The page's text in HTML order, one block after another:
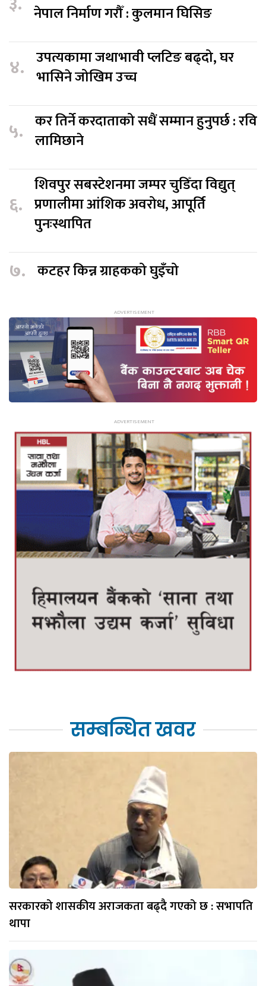
नेपाल निर्माण गरौँ : कुलमान घिसिङ
४. उपत्यकामा जथाभावी प्लटिङ बढ्दो, घर
भासिने जोखिम उच्च
५. कर तिर्ने करदाताको सधैं सम्मान हुनुपर्छ : रवि
लामिछाने
६.
शिवपुर सबस्टेशनमा जम्पर चुडिँदा विद्युत्
प्रणालीमा आंशिक अवरोध, आपूर्ति
पुनःस्थापित
७. कटहर किन्न ग्राहकको घुइँचो
सम्बन्धित खवर
सरकारको शासकीय अराजकता बढ्दै गएको छ : सभापति
थापा